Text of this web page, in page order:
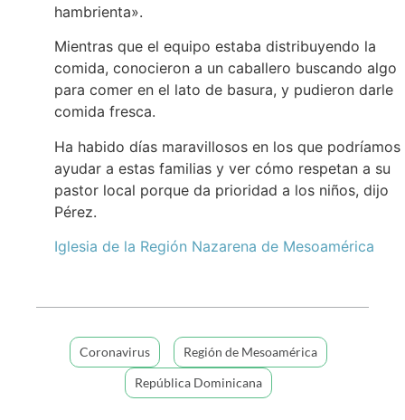
hambrienta».
Mientras que el equipo estaba distribuyendo la
comida, conocieron a un caballero buscando algo
para comer en el lato de basura, y pudieron darle
comida fresca.
Ha habido días maravillosos en los que podríamos
ayudar a estas familias y ver cómo respetan a su
pastor local porque da prioridad a los niños, dijo
Pérez.
Iglesia de la Región Nazarena de Mesoamérica
Coronavirus
Región de Mesoamérica
República Dominicana